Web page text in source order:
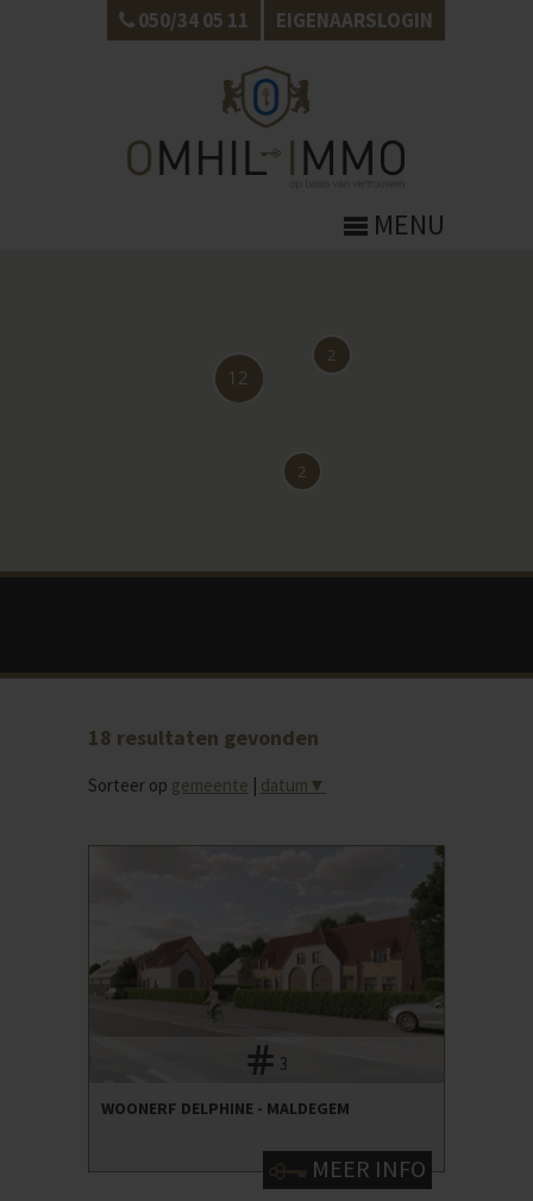
050/34 05 11 EIGENAARSLOGIN
MENU
2
2
12
18 resultaten gevonden
Sorteer op gemeente | datum ▼
3
WOONERF DELPHINE - MALDEGEM
MEER INFO